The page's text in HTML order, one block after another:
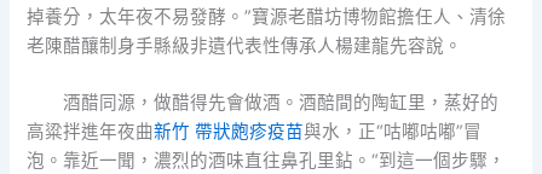
掉養分，太年夜不易發酵。”寶源老醋坊博物館擔任人、清徐
老陳醋釀制身手縣級非遺代表性傳承人楊建龍先容說。
酒醋同源，做醋得先會做酒。酒醅間的陶缸里，蒸好的
高粱拌進年夜曲新竹 帶狀皰疹疫苗與水，正“咕嘟咕嘟”冒
泡。靠近一聞，濃烈的酒味直往鼻孔里鉆。“到這一個步驟，